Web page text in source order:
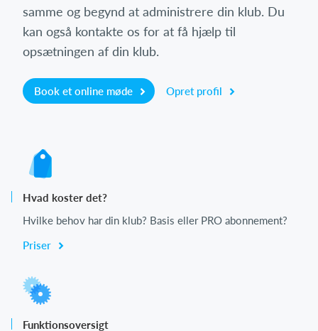
samme og begynd at administrere din klub. Du
kan også kontakte os for at få hjælp til
opsætningen af din klub.
Book et online møde Opret profil
Hvad koster det?
Hvilke behov har din klub? Basis eller PRO abonnement?
Priser
Funktionsoversigt